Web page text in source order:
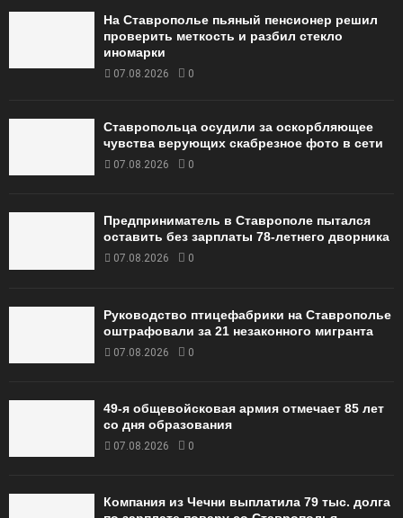
На Ставрополье пьяный пенсионер решил
проверить меткость и разбил стекло
иномарки
07.08.2026 0
Ставропольца осудили за оскорбляющее
чувства верующих скабрезное фото в сети
07.08.2026 0
Предприниматель в Ставрополе пытался
оставить без зарплаты 78-летнего дворника
07.08.2026 0
Руководство птицефабрики на Ставрополье
оштрафовали за 21 незаконного мигранта
07.08.2026 0
49‑я общевойсковая армия отмечает 85 лет
со дня образования
07.08.2026 0
Компания из Чечни выплатила 79 тыс. долга